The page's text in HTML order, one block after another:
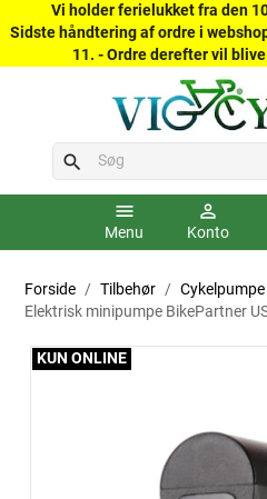
Vi holder ferielukket fra den
Sidste håndtering af ordre i
11. - Ordre derefter vil
search
menu
Menu
person_outline
Konto
Forside Tilbehør Cykelpumpe
Elektrisk minipumpe BikePartner
KUN ONLINE